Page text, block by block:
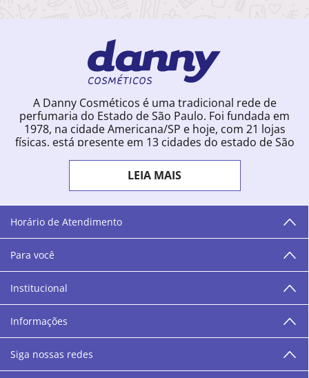
A Danny Cosméticos é uma tradicional rede de
perfumaria do Estado de São Paulo. Foi fundada em
1978, na cidade Americana/SP e hoje, com 21 lojas
físicas, está presente em 13 cidades do estado de São
começou a vender para todo o território brasileiro.
Com uma infinidade de marcas e a filosofia de vender
produtos que vão do popular ao luxo, a Danny
Cosméticos mantém parceria com aproximadamente
300 grandes fornecedores e lançamentos diários na
área de beleza. São 12 centros técnicos que oferecem
programação semanal de cursos e encontros.
“O varejo corre nas nossas veias como nossos valores
humanos, éticos e morais. E que o branco e o azul anil,
as cores da Danny Cosméticos, possam continuar
transmitindo paz e harmonia para todos vocês!”
LEIA MAIS
Horário de Atendimento
Para você
Institucional
Informações
Siga nossas redes